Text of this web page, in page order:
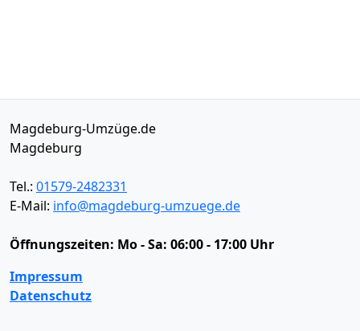
Magdeburg-Umzüge.de
Magdeburg
Tel.: 01579-2482331
E-Mail: info@magdeburg-umzuege.de
Öffnungszeiten: Mo - Sa: 06:00 - 17:00 Uhr
Impressum
Datenschutz